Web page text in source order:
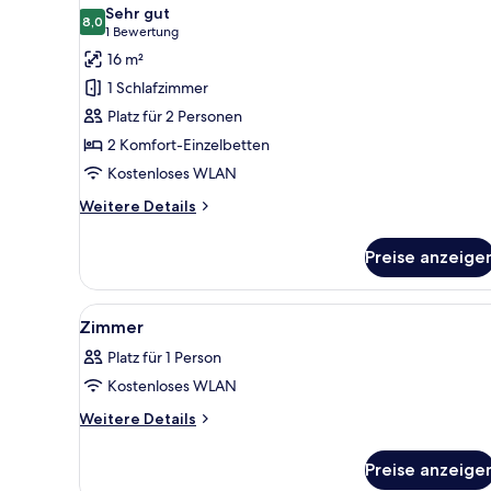
für
Zweibettzimmer,
Raucher
anzeigen
8,08,0 von 10
Sehr gut
1 Bewertung
(1
Bewertung)
16 m²
1 Schlafzimmer
Platz für 2 Personen
2 Komfort-Einzelbetten
Kostenloses WLAN
Weitere Details
Weitere
Raucher
Preise
Alle
Fotos
für
Zimmer
anzeigen
Schreibtisch, kostenloses
4
Zimmer
Platz für 1 Person
Kostenloses WLAN
Weitere Details
Weitere
Preise